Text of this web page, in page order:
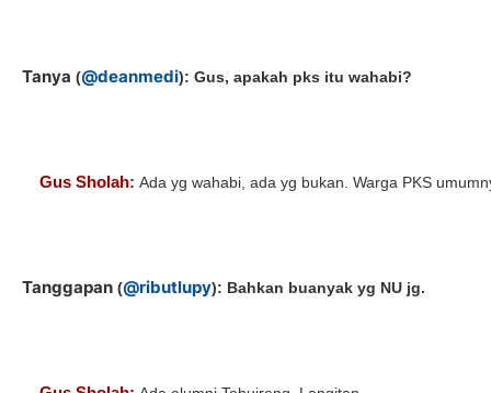
Tanya (@deanmedi): Gus, apakah pks itu wahabi?
Gus Sholah: Ada yg wahabi, ada yg bukan. Warga PKS
Tanggapan (@ributlupy): Bahkan buanyak yg NU jg.